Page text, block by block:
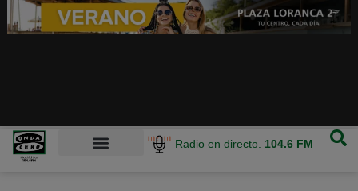
Radio en directo. 104.6 FM